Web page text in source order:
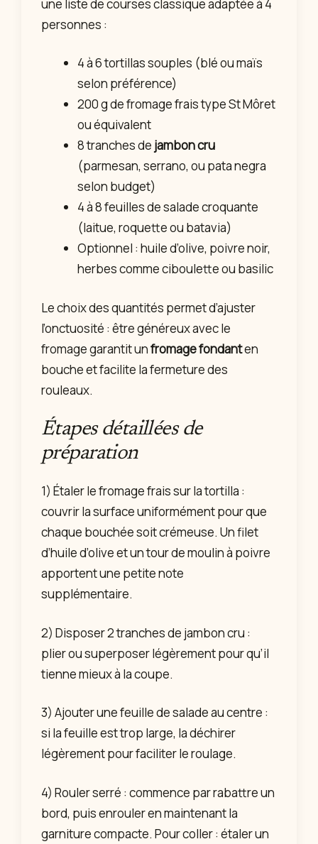
une liste de courses classique adaptée à 4
personnes :
4 à 6 tortillas souples (blé ou maïs
selon préférence)
200 g de fromage frais type St Môret
ou équivalent
8 tranches de jambon cru
(parmesan, serrano, ou pata negra
selon budget)
4 à 8 feuilles de salade croquante
(laitue, roquette ou batavia)
Optionnel : huile d’olive, poivre noir,
herbes comme ciboulette ou basilic
Le choix des quantités permet d’ajuster
l’onctuosité : être généreux avec le
fromage garantit unfromage fondanten
bouche et facilite la fermeture des
rouleaux.
Étapes détaillées de
préparation
1) Étaler le fromage frais sur la tortilla :
couvrir la surface uniformément pour que
chaque bouchée soit crémeuse. Un filet
d’huile d’olive et un tour de moulin à poivre
apportent une petite note
supplémentaire.
2) Disposer 2 tranches de jambon cru :
plier ou superposer légèrement pour qu’il
tienne mieux à la coupe.
3) Ajouter une feuille de salade au centre :
si la feuille est trop large, la déchirer
légèrement pour faciliter le roulage.
4) Rouler serré : commence par rabattre un
bord, puis enrouler en maintenant la
garniture compacte. Pour coller : étaler un